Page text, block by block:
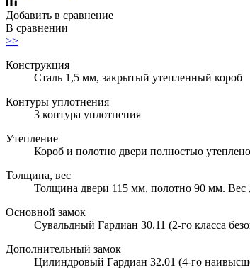
Добавить в сравнение
В сравнении
>>
Конструкция
Сталь 1,5 мм, закрытый утепленный короб
Контуры уплотнения
3 контура уплотнения
Утепление
Короб и полотно двери полностью
Толщина, вес
Толщина двери 115 мм, полотно 90 мм. Вес
Основной замок
Сувальдный Гардиан 30.11 (2-го класса
Дополнительный замок
Цилиндровый Гардиан 32.01 (4-го